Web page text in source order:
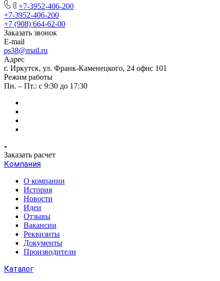
+7-3952-406-200
+7-3952-406-200
+7 (908) 664-62-00
Заказать звонок
E-mail
ps38@mail.ru
Адрес
г. Иркутск, ул. Франк-Каменецкого, 24 офис 101
Режим работы
Пн. – Пт.: с 9:30 до 17:30
Заказать расчет
Компания
О компании
История
Новости
Идеи
Отзывы
Вакансии
Реквизиты
Документы
Производители
Каталог